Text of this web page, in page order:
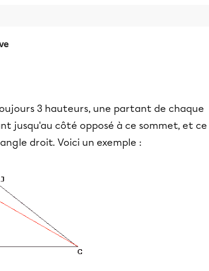
3 hauteurs, une partant de chaque
jusqu'au côté opposé à ce sommet, et ce
droit. Voici un exemple :